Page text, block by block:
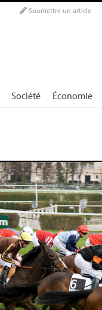
Soumettre un article
Société Économie